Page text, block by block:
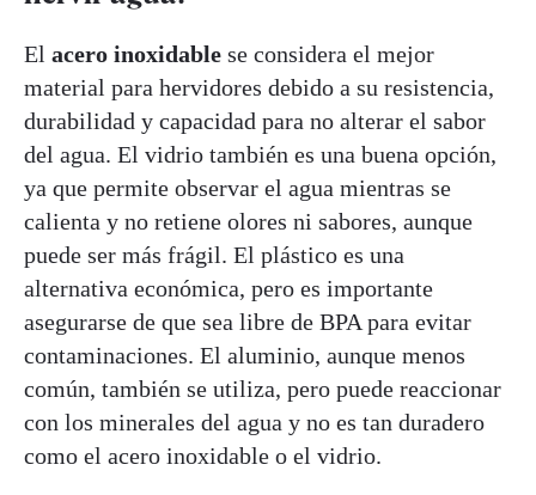
El acero inoxidable se considera el mejor
material para hervidores debido a su resistencia,
durabilidad y capacidad para no alterar el sabor
del agua. El vidrio también es una buena opción,
ya que permite observar el agua mientras se
calienta y no retiene olores ni sabores, aunque
puede ser más frágil. El plástico es una
alternativa económica, pero es importante
asegurarse de que sea libre de BPA para evitar
contaminaciones. El aluminio, aunque menos
común, también se utiliza, pero puede reaccionar
con los minerales del agua y no es tan duradero
como el acero inoxidable o el vidrio.